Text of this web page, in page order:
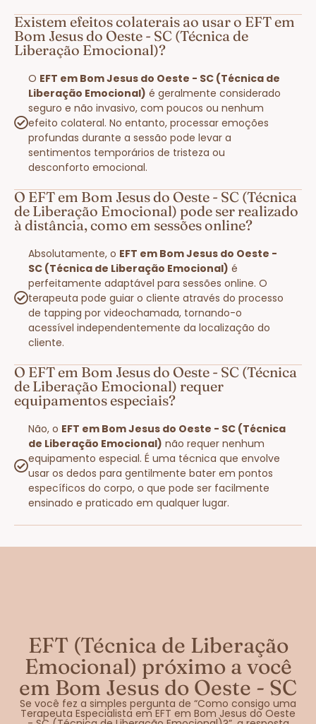
Existem efeitos colaterais ao usar o EFT em
Bom Jesus do Oeste - SC (Técnica de
Liberação Emocional)?
O EFT em Bom Jesus do Oeste - SC (Técnica de
Liberação Emocional) é geralmente considerado
seguro e não invasivo, com poucos ou nenhum
efeito colateral. No entanto, processar emoções
profundas durante a sessão pode levar a
sentimentos temporários de tristeza ou
desconforto emocional.
O EFT em Bom Jesus do Oeste - SC (Técnica
de Liberação Emocional) pode ser realizado
à distância, como em sessões online?
Absolutamente, o EFT em Bom Jesus do Oeste -
SC (Técnica de Liberação Emocional) é
perfeitamente adaptável para sessões online. O
terapeuta pode guiar o cliente através do processo
de tapping por videochamada, tornando-o
acessível independentemente da localização do
cliente.
O EFT em Bom Jesus do Oeste - SC (Técnica
de Liberação Emocional) requer
equipamentos especiais?
Não, o EFT em Bom Jesus do Oeste - SC (Técnica
de Liberação Emocional) não requer nenhum
equipamento especial. É uma técnica que envolve
usar os dedos para gentilmente bater em pontos
específicos do corpo, o que pode ser facilmente
ensinado e praticado em qualquer lugar.
EFT (Técnica de Liberação
Emocional) próximo a você
em Bom Jesus do Oeste - SC
Se você fez a simples pergunta de “Como consigo uma
Terapeuta Especialista em EFT em Bom Jesus do Oeste